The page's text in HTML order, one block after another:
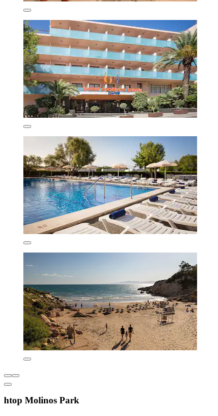
htop Molinos Park